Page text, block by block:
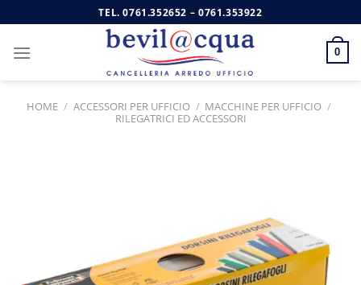
ai
contenuti
TEL.0761.352652 – 0761.353922
0
HOME / ACCESSORI PER UFFICIO / MACCHINE PER UFFICIO /
RILEGATRICI ED ACCESSORI